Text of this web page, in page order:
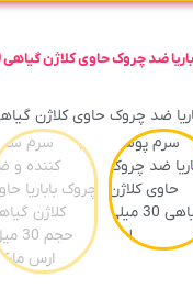
ضد چروک حاوی کلاژن گیاهی 30 میلی لیتر